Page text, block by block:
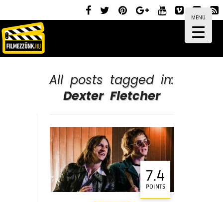
MENÜ
All posts tagged in:
Dexter Fletcher
7.4
POINTS